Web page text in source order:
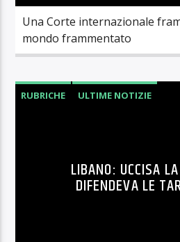
Una Corte internazionale
mondo frammentato
RUBRICHE ULTIME NOTIZIE
LIBANO: UCCISA
DIFENDEVA LE